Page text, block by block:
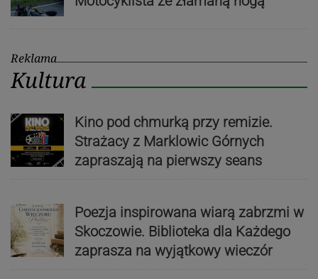
Reklama
Kultura
Kino pod chmurką przy remizie.
Strażacy z Marklowic Górnych
zapraszają na pierwszy seans
Poezja inspirowana wiarą zabrzmi w
Skoczowie. Biblioteka dla Każdego
zaprasza na wyjątkowy wieczór